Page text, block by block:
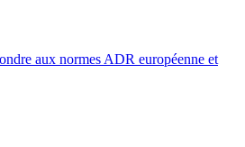
aux normes ADR européenne et